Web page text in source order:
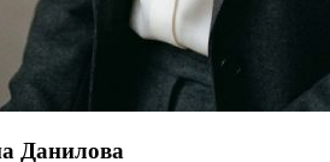
Данилова